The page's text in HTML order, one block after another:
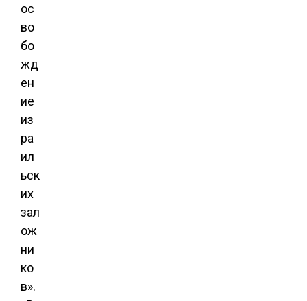
ос
во
бо
жд
ен
ие
из
ра
ил
ьск
их
зал
ож
ни
ко
в».